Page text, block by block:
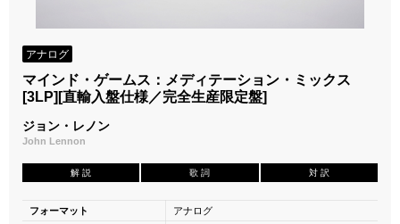
アナログ
マインド・ゲームス：メディテーション・ミックス
[3LP][直輸入盤仕様／完全生産限定盤]
ジョン・レノン
John Lennon
解 説 歌 詞 対 訳
フォーマット
アナログ